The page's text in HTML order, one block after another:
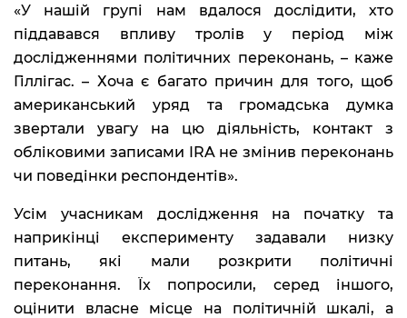
«У нашій групі нам вдалося дослідити, хто
піддавався впливу тролів у період між
дослідженнями політичних переконань, – каже
Гіллігас. – Хоча є багато причин для того, щоб
американський уряд та громадська думка
звертали увагу на цю діяльність, контакт з
обліковими записами IRA не змінив переконань
чи поведінки респондентів».
Усім учасникам дослідження на початку та
наприкінці експерименту задавали низку
питань, які мали розкрити політичні
переконання. Їх попросили, серед іншого,
оцінити власне місце на політичній шкалі, а